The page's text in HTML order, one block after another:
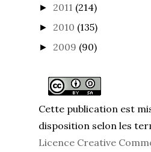
► 2011 (214)
► 2010 (135)
► 2009 (90)
Cette publication est
disposition selon les
Licence Creative